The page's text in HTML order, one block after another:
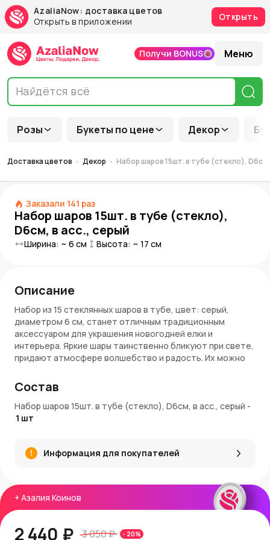
AzaliaNow: доставка цветов
Открыть в приложении
Открыть
Розы Букеты по цене Декор
Получи BONUS Меню
Доставка цветов Декор Набор шаров 15шт. в тубе (стекло),
Заказали 141 раз
Набор шаров 15шт. в тубе (стекло),
D6см, в асс., серый
Ширина: ~ 6 см Высота: ~ 17 см
+ Азалия Коинов
2 440 ₽ 3 050 ₽ - 20%
Описание
Набор из 15 стеклянных шаров в тубе, цвет: серый,
диаметром 6 см, станет отличным традиционным
аксессуаром для украшения новогодней елки и
интерьера. Яркие шары таинственно бликуют при свете,
придают атмосфере волшебство и радость. Их можно
композиций на столе, окнах и дверях.
Материалы и качество
Эти новогодние украшения созданы из тонкого стекла с
матовым, глянцевым и текстурным покрытием. Краска
устойчива, не оставляет следов, не осыпается и
идеальными для елок среднего размера и большинства
рождественских композиций и венков.
Один из способов применения стеклянных шаров —
Состав
Набор шаров 15шт. в тубе (стекло), D6см, в асс., серый -
1 шт
Информация для покупателей